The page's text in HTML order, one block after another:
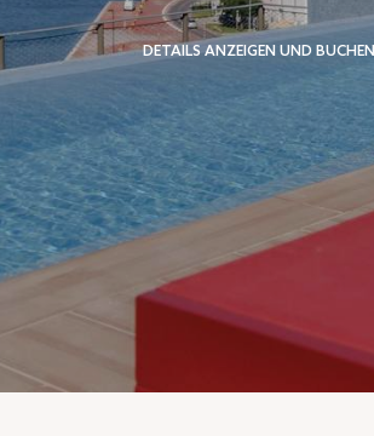
DETAILS ANZEIGEN UND BUCHEN